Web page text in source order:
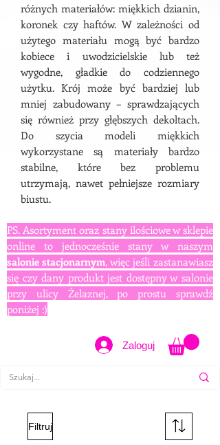
Zaloguj
Filtruj
różnych materiałów: miękkich dzianin,
koronek czy haftów. W zależności od
użytego materiału mogą być bardzo
kobiece i uwodzicielskie lub też
wygodne, gładkie do codziennego
użytku. Krój może być bardziej lub
mniej zabudowany – sprawdzających
się również przy głębszych dekoltach.
Do szycia modeli miękkich
wykorzystane są materiały bardzo
stabilne, które bez problemu
utrzymają, nawet pełniejsze rozmiary
biustu.
PS. Asortyment oraz stany ilościowe w sklepie
online to jednocześnie stany w naszym
salonie stacjonarnym, więc jeśli zastanawiasz
się czy dany produkt jest dostępny w salonie
przy ulicy Żelaznej, po prostu sprawdź
poniżej :)